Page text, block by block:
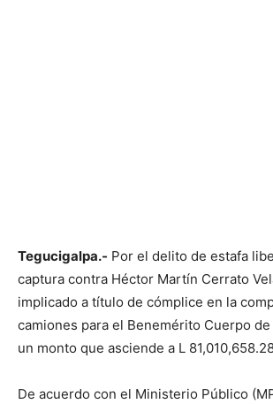
Tegucigalpa.- Por el delito de estafa
captura contra Héctor Martín Cerrato
implicado a título de cómplice en la
camiones para el Benemérito Cuerpo
un monto que asciende a L
De acuerdo con el Ministerio Público